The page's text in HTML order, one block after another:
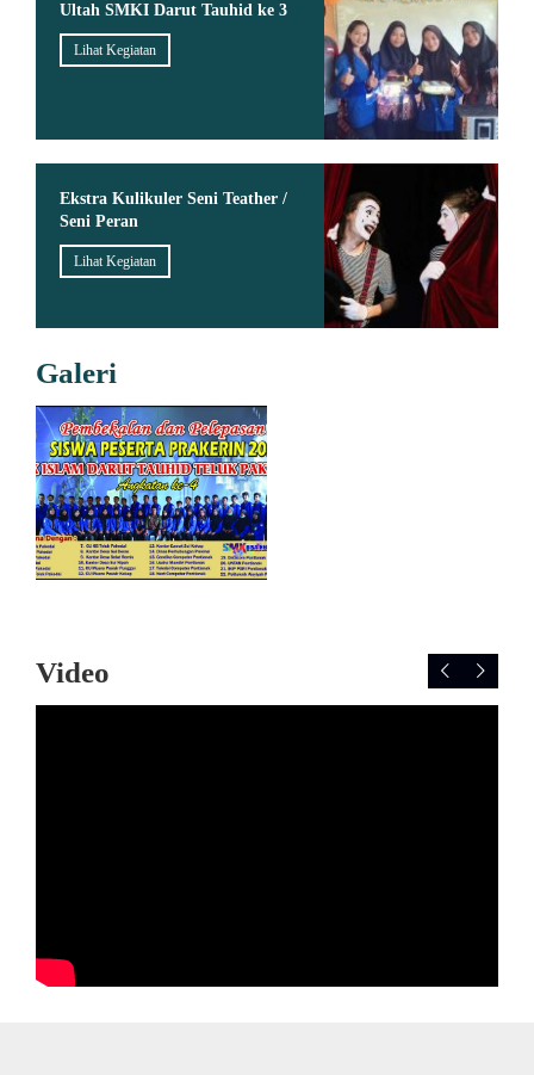
Ultah SMKI Darut Tauhid ke 3
Lihat Kegiatan
Ekstra Kulikuler Seni Teather /
Seni Peran
Lihat Kegiatan
Galeri
Video